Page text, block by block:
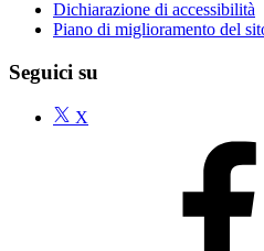
Dichiarazione di accessibilità
Piano di miglioramento del
Seguici su
X